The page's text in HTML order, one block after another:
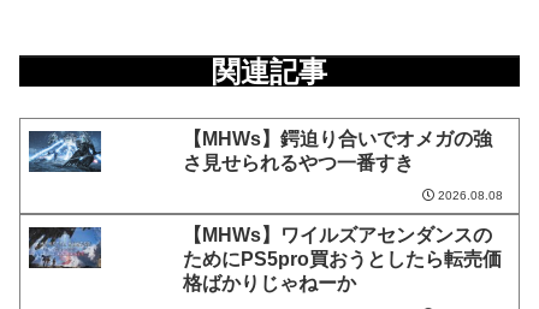
関連記事
【MHWs】鍔迫り合いでオメガの強
さ見せられるやつ一番すき
2026.08.08
【MHWs】ワイルズアセンダンスの
ためにPS5pro買おうとしたら転売価
格ばかりじゃねーか